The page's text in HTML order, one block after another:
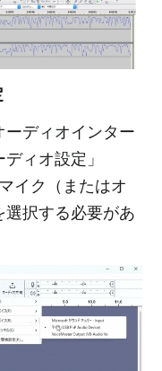
ディオインター
ィオ設定」
イク（またはオ
択する必要があ